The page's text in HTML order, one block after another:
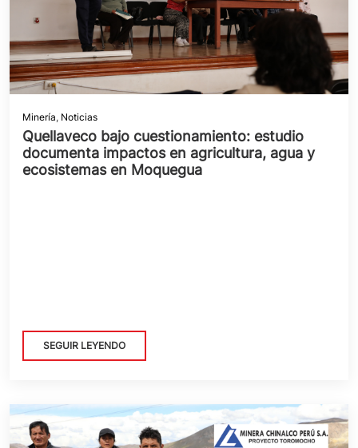
Minería, Noticias
Quellaveco bajo cuestionamiento: estudio
documenta impactos en agricultura, agua y
ecosistemas en Moquegua
SEGUIR LEYENDO